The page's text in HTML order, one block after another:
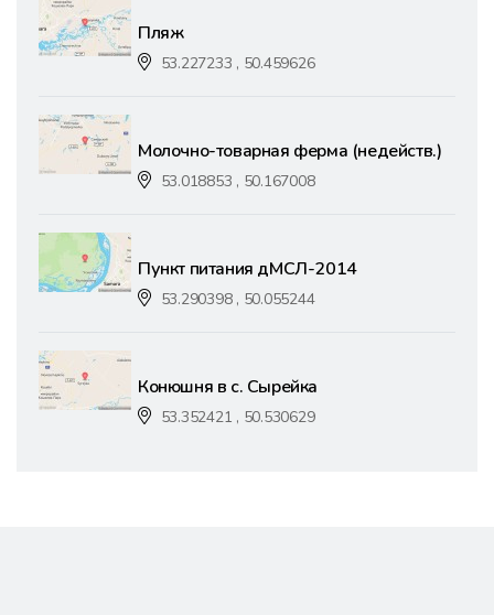
Пляж
53.227233 , 50.459626
Молочно-товарная ферма (недейств.)
53.018853 , 50.167008
Пункт питания дМСЛ-2014
53.290398 , 50.055244
Конюшня в с. Сырейка
53.352421 , 50.530629